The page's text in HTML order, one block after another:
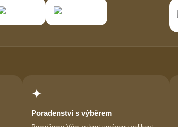
✦
Poradenství s výběrem